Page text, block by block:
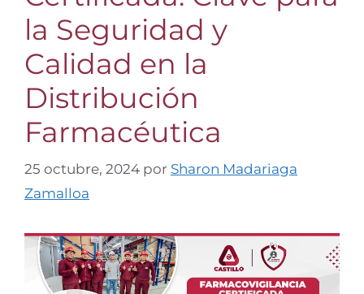
la Seguridad y
Calidad en la
Distribución
Farmacéutica
25 octubre, 2024 por Sharon Madariaga
Zamalloa